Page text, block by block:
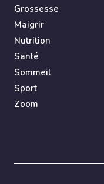
Grossesse
Maigrir
Nutrition
Santé
Sommeil
Sport
Zoom